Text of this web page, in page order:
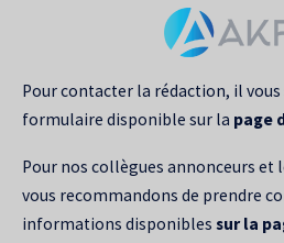
Pour contacter la rédaction, il
formulaire disponible sur la page
Pour nos collègues annonceurs et
vous recommandons de prendre
informations disponibles sur la